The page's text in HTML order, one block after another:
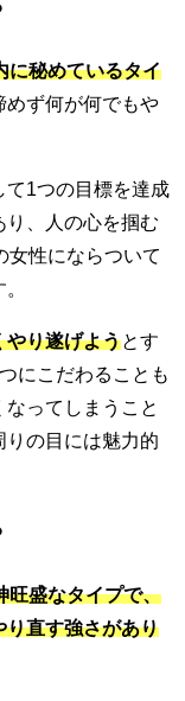
に秘めているタイ
めず何が何でもや
て1つの目標を達成
り、人の心を掴む
女性にならついて
やり遂げようとす
にこだわることも
ってしまうこと
りの目には魅力的
旺盛なタイプで、
り直す強さがあり